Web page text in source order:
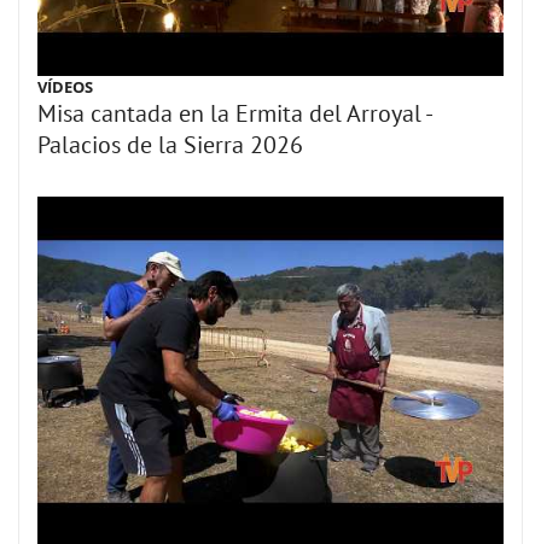
VÍDEOS
Misa cantada en la Ermita del Arroyal -
Palacios de la Sierra 2026